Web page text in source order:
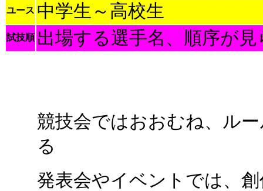
ユース 中学生～高校生
試技順 出場する選手名、順序が
競技会ではおおむね、ル
る
発表会やイベントでは、